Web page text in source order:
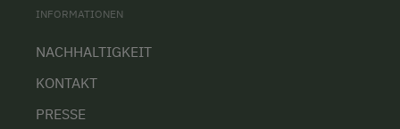
INFORMATIONEN
NACHHALTIGKEIT
KONTAKT
PRESSE